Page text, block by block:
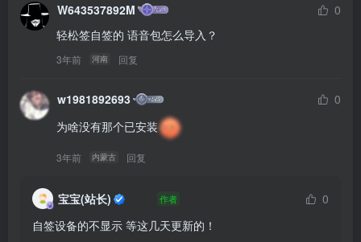
W643537892M
0
轻松签自签的 语音包怎么导入？
3年前 河南 回复
w1981892693
0
为啥没有那个已安装
3年前 内蒙古 回复
宝宝(站长)
0
自签设备的不显示 等这几天更新的！